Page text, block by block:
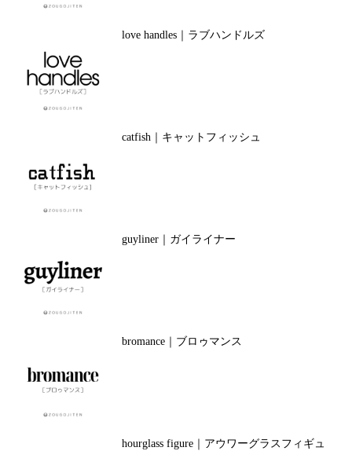
love handles｜ラブハンドルズ
catfish｜キャットフィッシュ
guyliner｜ガイライナー
bromance｜ブロゥマンス
hourglass figure｜アウワーグラスフィギュ